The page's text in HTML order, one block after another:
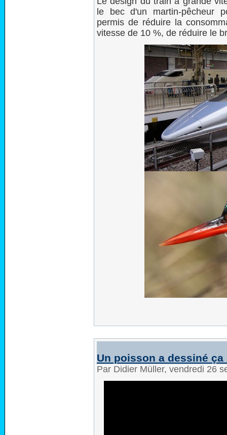
le bec d'un martin-pêcheur
permis de réduire la
vitesse de 10 %, de réduire le
Un poisson a dessiné ça
Par Didier Müller, vendredi 26